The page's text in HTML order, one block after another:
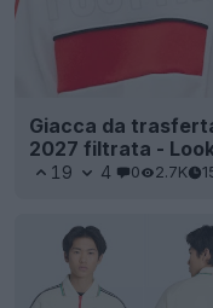
Giacca da
2027 filtrata -
19 4 0 2.7K